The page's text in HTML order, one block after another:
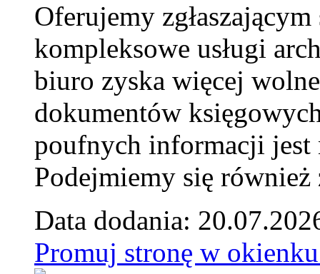
Oferujemy
kompleksowe usługi
biuro zyska więcej
dokumentów
poufnych informacji jest
Podejmiemy się
Data dodania:
Promuj stronę w